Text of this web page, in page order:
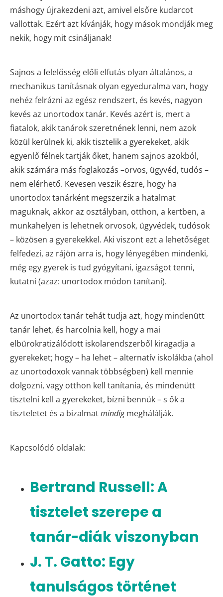
máshogy újrakezdeni azt, amivel elsőre kudarcot
vallottak. Ezért azt kívánják, hogy mások mondják meg
nekik, hogy mit csináljanak!
Sajnos a felelősség előli elfutás olyan általános, a
mechanikus tanításnak olyan egyeduralma van, hogy
nehéz felrázni az egész rendszert, és kevés, nagyon
kevés az unortodox tanár. Kevés azért is, mert a
fiatalok, akik tanárok szeretnének lenni, nem azok
közül kerülnek ki, akik tisztelik a gyerekeket, akik
egyenlő félnek tartják őket, hanem sajnos azokból,
akik számára más foglakozás –orvos, ügyvéd, tudós –
nem elérhető. Kevesen veszik észre, hogy ha
unortodox tanárként megszerzik a hatalmat
maguknak, akkor az osztályban, otthon, a kertben, a
munkahelyen is lehetnek orvosok, ügyvédek, tudósok
– közösen a gyerekekkel. Aki viszont ezt a lehetőséget
felfedezi, az rájön arra is, hogy lényegében mindenki,
még egy gyerek is tud gyógyítani, igazságot tenni,
kutatni (azaz: unortodox módon tanítani).
Az unortodox tanár tehát tudja azt, hogy mindenütt
tanár lehet, és harcolnia kell, hogy a mai
elbürokratizálódott iskolarendszerből kiragadja a
gyerekeket; hogy – ha lehet – alternatív iskolákba (ahol
az unortodoxok vannak többségben) kell mennie
dolgozni, vagy otthon kell tanítania, és mindenütt
tisztelni kell a gyerekeket, bízni bennük – s ők a
tiszteletet és a bizalmatmindigmeghálálják.
Kapcsolódó oldalak:
Bertrand Russell: A
tisztelet szerepe a
tanár-diák viszonyban
J. T. Gatto: Egy
tanulságos történet